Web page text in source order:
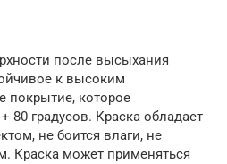
после высыхания
к высоким
покрытие, которое
80 градусов. Краска обладает
не боится влаги, не
Краска может применяться